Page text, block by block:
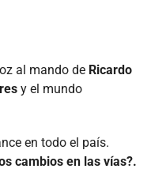
al mando de Ricardo
y el mundo
en todo el país.
cambios en las vías?.